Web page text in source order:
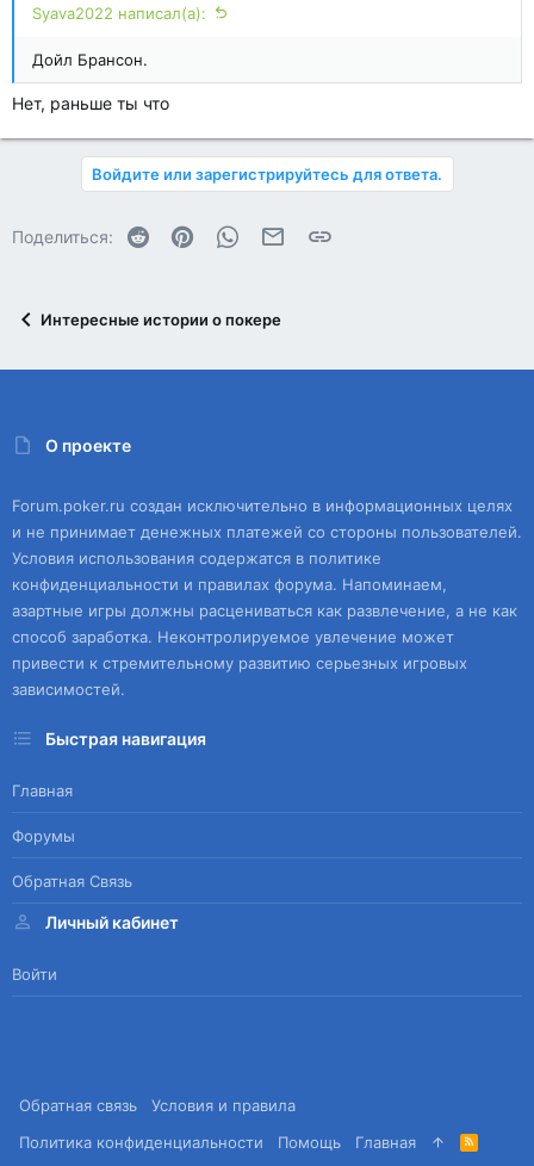
Syava2022 написал(а):
Дойл Брансон.
Нет, раньше ты что
Войдите или зарегистрируйтесь для ответа.
Поделиться: Reddit PinterestWhatsAppЭлектронная почта
Ссылка
Интересные истории о покере
О проекте
Forum.poker.ru создан исключительно в информационных целях
и не принимает денежных платежей со стороны пользователей.
Условия использования содержатся в политике
конфиденциальности и правилах форума. Напоминаем,
азартные игры должны расцениваться как развлечение, а не как
способ заработка. Неконтролируемое увлечение может
привести к стремительному развитию серьезных игровых
зависимостей.
Быстрая навигация
Главная
Форумы
Обратная Связь
Личный кабинет
Войти
Обратная связь
Условия и правила
Политика конфиденциальности
Помощь Главная
R
S